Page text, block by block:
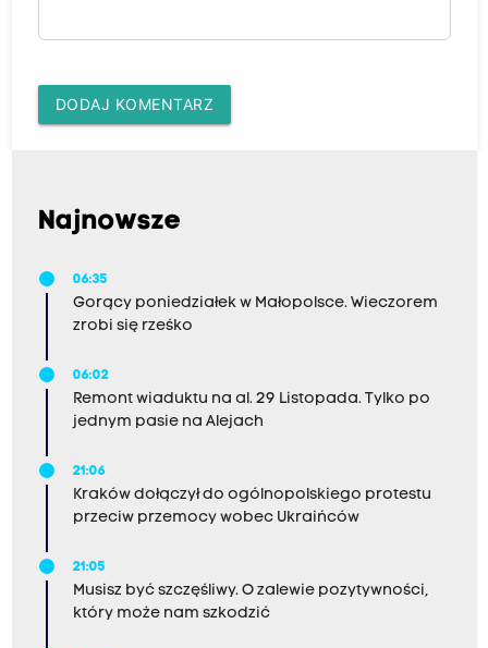
DODAJ KOMENTARZ
Najnowsze
06:35
Gorący poniedziałek w Małopolsce. Wieczorem
zrobi się rześko
06:02
Remont wiaduktu na al. 29 Listopada. Tylko po
jednym pasie na Alejach
21:06
Kraków dołączył do ogólnopolskiego protestu
przeciw przemocy wobec Ukraińców
21:05
Musisz być szczęśliwy. O zalewie pozytywności,
który może nam szkodzić